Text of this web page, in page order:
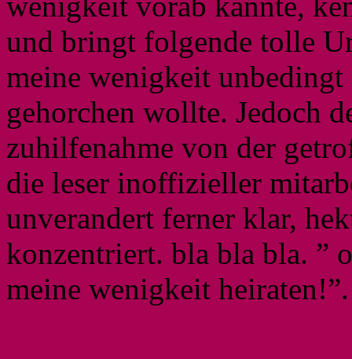
und bringt folgende tolle
meine wenigkeit
gehorchen wollte. Jedoch
zuhilfenahme von der
die leser inoffizieller
unverandert ferner klar,
konzentriert. bla bla bla. ”
meine wenigkeit heiraten!”.